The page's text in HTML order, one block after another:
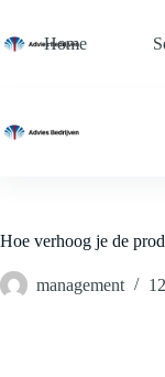
de
Home
Hoe verhoog je de
management